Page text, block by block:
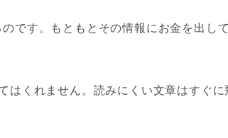
です。もともとその情報にお金を出し
はくれません。読みにくい文章はすぐに